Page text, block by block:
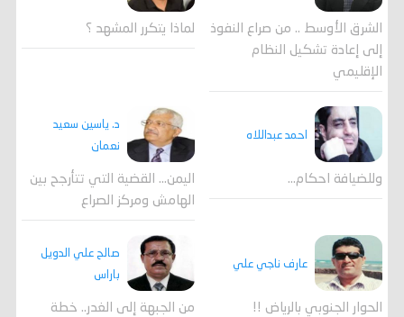
الشرق الأوسط .. من صراع النفوذ
إلى إعادة تشكيل النظام
الإقليمي
لماذا يتكرر المشهد ؟
احمد عبداللاه
وللضيافة احكام…
د. ياسين سعيد
نعمان
اليمن… القضية التي تتأرجح بين
الهامش ومركز الصراع
عارف ناجي علي
الحوار الجنوبي بالرياض !!
صالح علي الدويل
باراس
من الجبهة إلى الغدر.. خطة